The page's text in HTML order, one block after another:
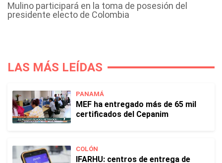
Mulino participará en la toma de posesión del
presidente electo de Colombia
LAS MÁS LEÍDAS
PANAMÁ
MEF ha entregado más de 65 mil
certificados del Cepanim
COLÓN
IFARHU: centros de entrega de